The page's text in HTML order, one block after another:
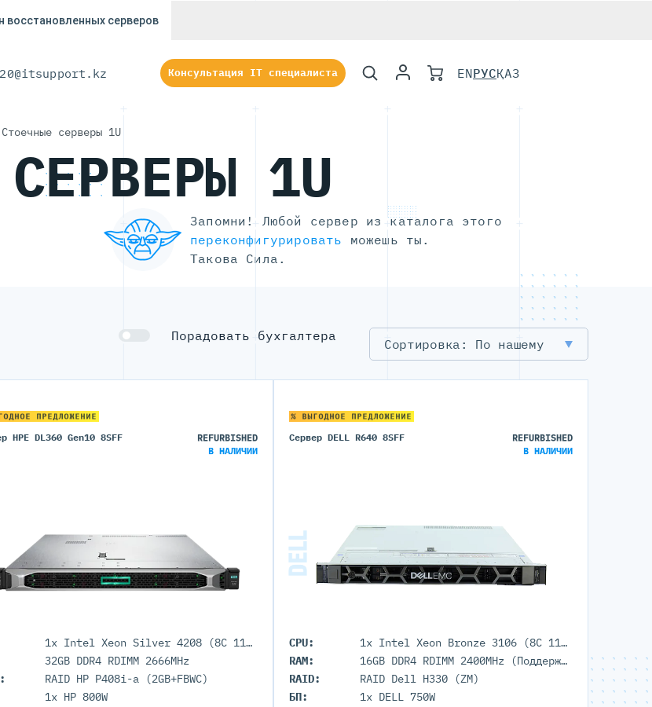
восстановленных серверов
Консультация IT специалиста ENРУСҚАЗ
Стоечные серверы 1U
1U
Запомни! Любой сервер из каталога этого
переконфигурировать можешь ты.
Такова Сила.
Порадовать бухгалтера
По нашему
ПРЕДЛОЖЕНИЕ
HPE DL360 Gen10 8SFF
REFURBISHED
В НАЛИЧИИ
1x Intel Xeon Silver 4208 (8C 11M Cache 2.10 GHz)
32GB DDR4 RDIMM 2666MHz
RAID HP P408i-a (2GB+FBWC)
1x HP 800W
% ВЫГОДНОЕ ПРЕДЛОЖЕНИЕ
Сервер DELL R640 8SFF
REFURBISHED
В НАЛИЧИИ
CPU:
1x Intel Xeon Bronze 3106 (8C 11M Cache 1.70 GHz)
RAM:
16GB DDR4 RDIMM 2400MHz (Поддержка до 3Тб максимально, 24 DIMM портов)
RAID:
RAID Dell H330 (ZM)
БП:
1x DELL 750W